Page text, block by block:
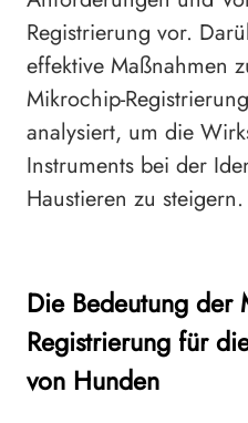
Registrierung vor.
effektive Maßnahmen
Mikrochip-
analysiert, um die
Instruments bei der
Haustieren zu steigern.
Die Bedeutung der
Registrierung für
von Hunden